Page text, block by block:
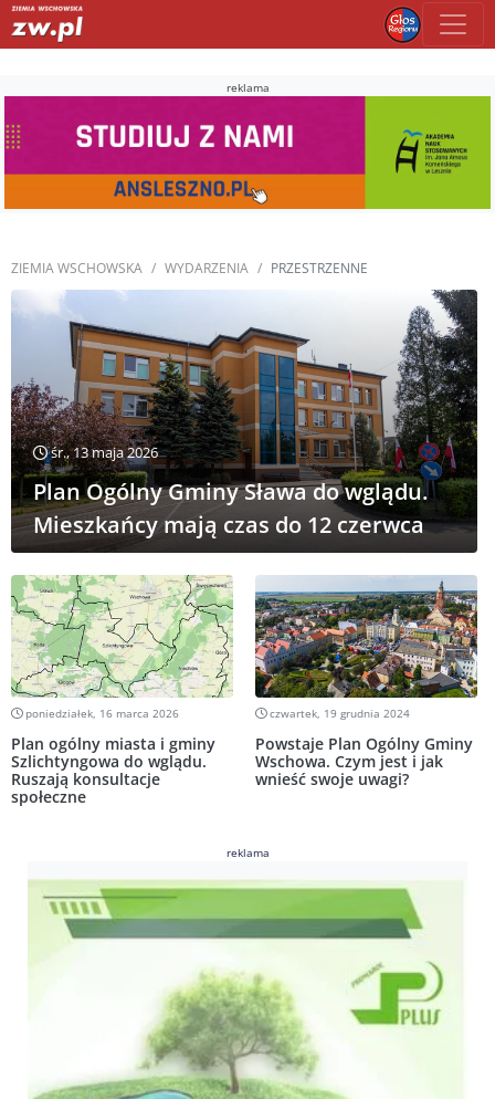
reklama
ZIEMIA WSCHOWSKA WYDARZENIA PRZESTRZENNE
śr., 13 maja 2026
Plan Ogólny Gminy Sława do wglądu.
Mieszkańcy mają czas do 12 czerwca
poniedziałek, 16 marca 2026
Plan ogólny miasta i gminy
Szlichtyngowa do wglądu.
Ruszają konsultacje
społeczne
czwartek, 19 grudnia 2024
Powstaje Plan Ogólny Gminy
Wschowa. Czym jest i jak
wnieść swoje uwagi?
reklama